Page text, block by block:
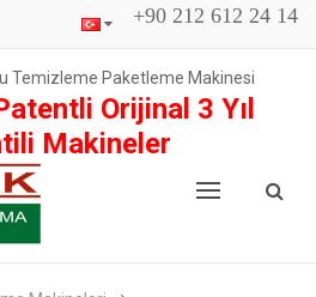
+90 212 612 24 14
Temizleme Paketleme Makinesi
Orijinal 3 Yıl
Makineler